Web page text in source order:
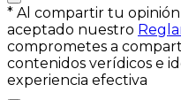
* Al compartir tu
aceptado nuestro
comprometes a
contenidos verídicos e
experiencia efectiva